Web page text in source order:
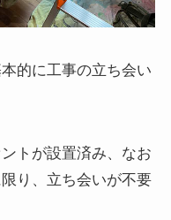
的に工事の立ち会い
トが設置済み、なお
り、立ち会いが不要